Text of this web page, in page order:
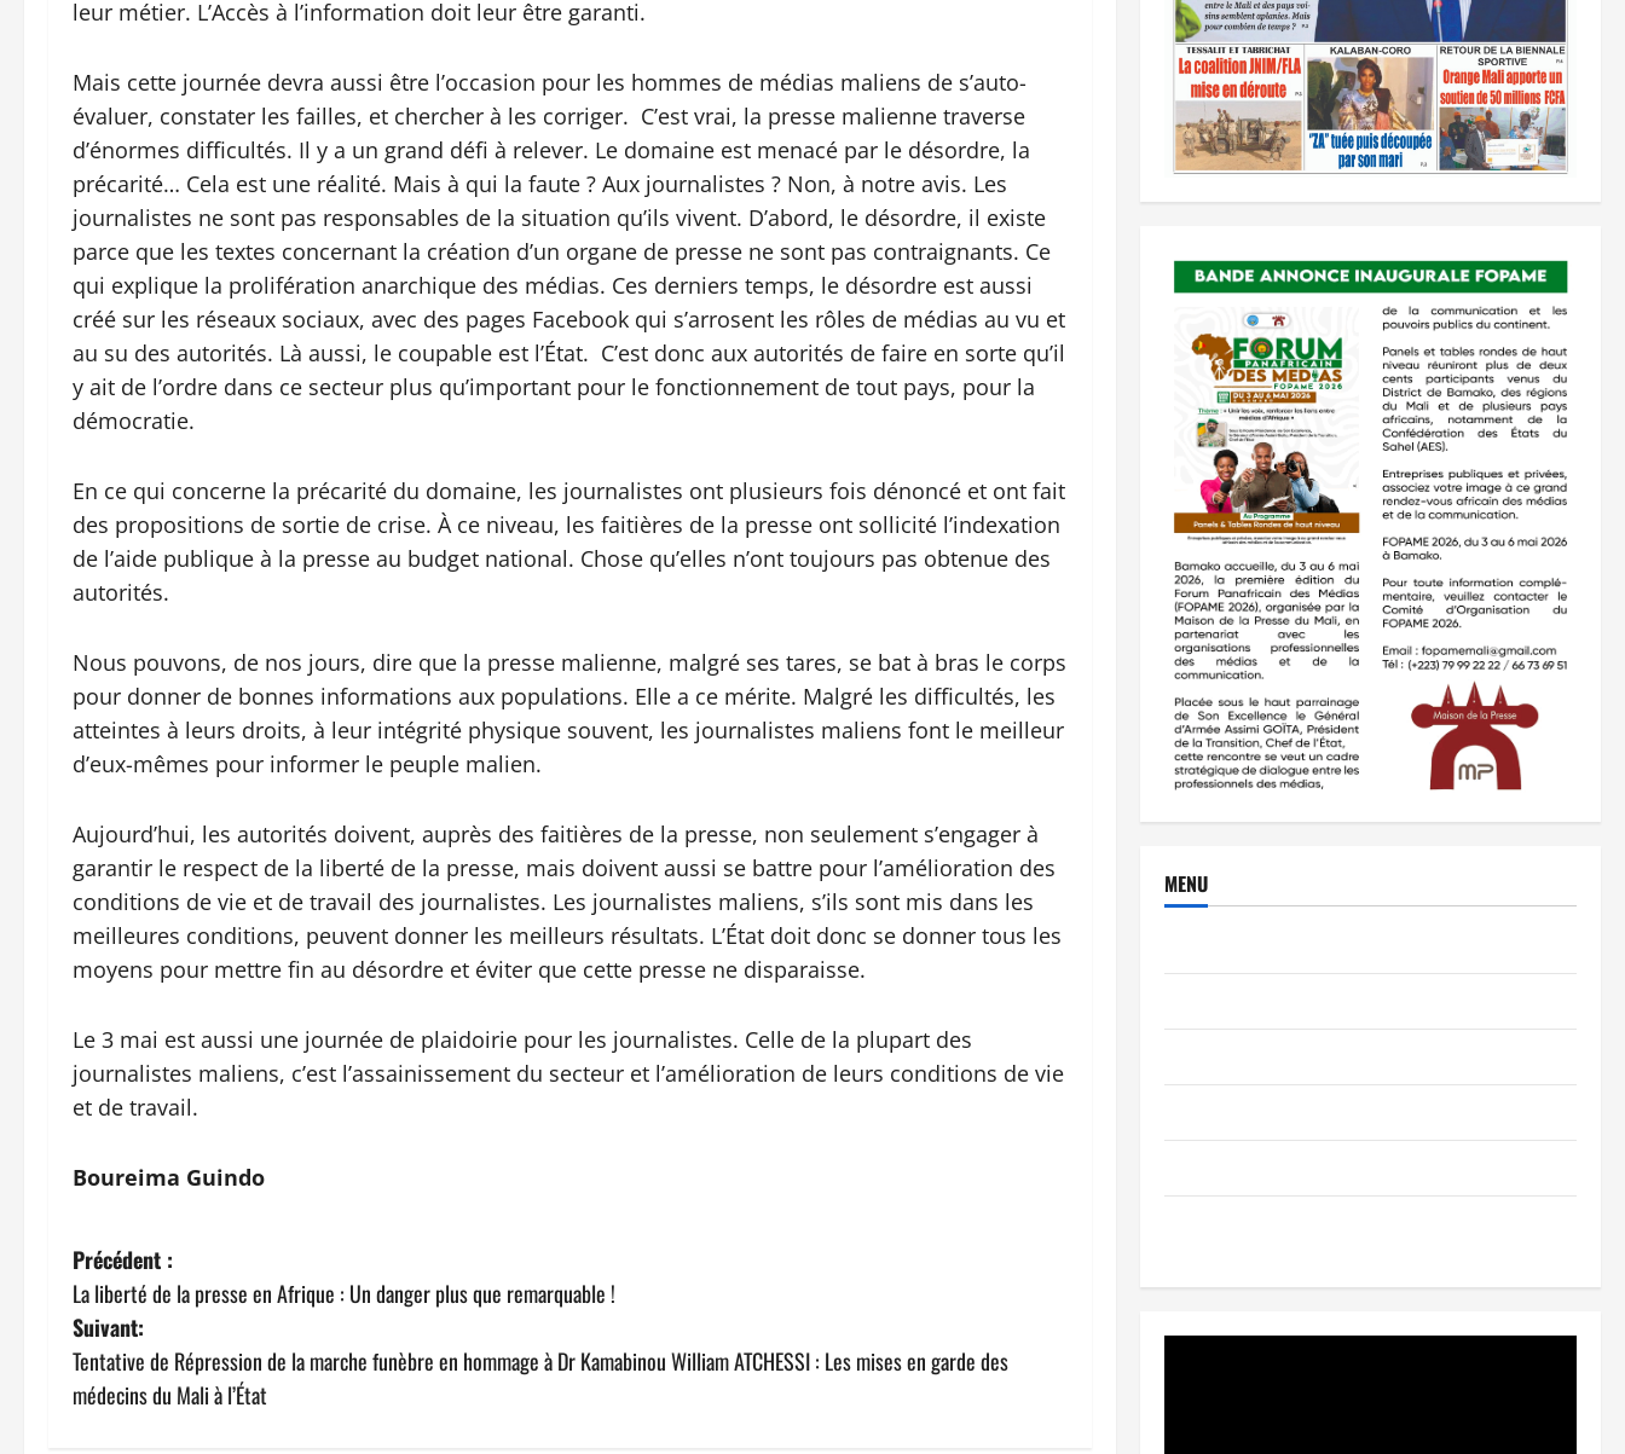
leur métier. L’Accès à l’information doit leur être garanti.
Mais cette journée devra aussi être l’occasion pour les hommes de médias maliens de s’auto-
évaluer, constater les failles, et chercher à les corriger. C’est vrai, la presse malienne traverse
d’énormes difficultés. Il y a un grand défi à relever. Le domaine est menacé par le désordre, la
précarité… Cela est une réalité. Mais à qui la faute ? Aux journalistes ? Non, à notre avis. Les
journalistes ne sont pas responsables de la situation qu’ils vivent. D’abord, le désordre, il existe
parce que les textes concernant la création d’un organe de presse ne sont pas contraignants. Ce
qui explique la prolifération anarchique des médias. Ces derniers temps, le désordre est aussi
créé sur les réseaux sociaux, avec des pages Facebook qui s’arrosent les rôles de médias au vu et
au su des autorités. Là aussi, le coupable est l’État. C’est donc aux autorités de faire en sorte qu’il
y ait de l’ordre dans ce secteur plus qu’important pour le fonctionnement de tout pays, pour la
démocratie.
En ce qui concerne la précarité du domaine, les journalistes ont plusieurs fois dénoncé et ont fait
des propositions de sortie de crise. À ce niveau, les faitières de la presse ont sollicité l’indexation
de l’aide publique à la presse au budget national. Chose qu’elles n’ont toujours pas obtenue des
autorités.
Nous pouvons, de nos jours, dire que la presse malienne, malgré ses tares, se bat à bras le corps
pour donner de bonnes informations aux populations. Elle a ce mérite. Malgré les difficultés, les
atteintes à leurs droits, à leur intégrité physique souvent, les journalistes maliens font le meilleur
d’eux-mêmes pour informer le peuple malien.
Aujourd’hui, les autorités doivent, auprès des faitières de la presse, non seulement s’engager à
garantir le respect de la liberté de la presse, mais doivent aussi se battre pour l’amélioration des
conditions de vie et de travail des journalistes. Les journalistes maliens, s’ils sont mis dans les
meilleures conditions, peuvent donner les meilleurs résultats. L’État doit donc se donner tous les
moyens pour mettre fin au désordre et éviter que cette presse ne disparaisse.
Le 3 mai est aussi une journée de plaidoirie pour les journalistes. Celle de la plupart des
journalistes maliens, c’est l’assainissement du secteur et l’amélioration de leurs conditions de vie
et de travail.
Boureima Guindo
N
a
v
i
Précédent :
La liberté de la presse en Afrique : Un danger plus que remarquable !
Suivant:
Tentative de Répression de la marche funèbre en hommage à Dr Kamabinou William ATCHESSI : Les mises en garde des
médecins du Mali à l’État
MENU